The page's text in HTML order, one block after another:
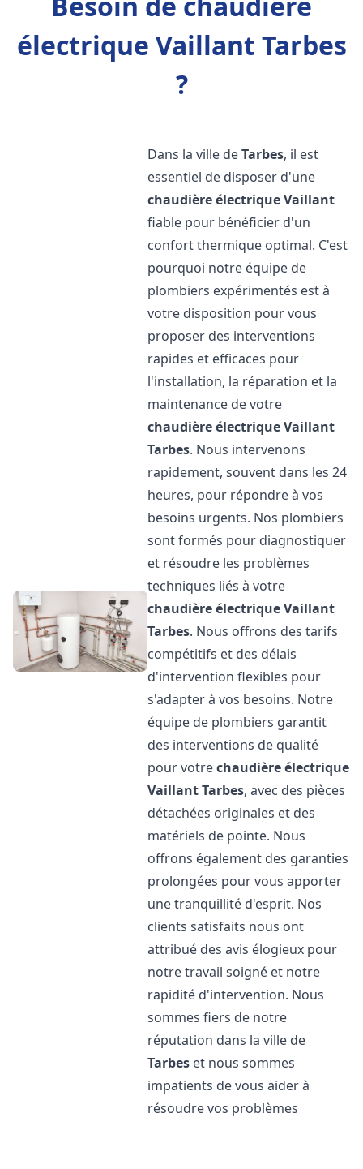
électrique Vaillant Tarbes
?
Dans la ville deTarbes, il est
essentiel de disposer d'une
chaudière électrique Vaillant
fiable pour bénéficier d'un
confort thermique optimal. C'est
pourquoi notre équipe de
plombiers expérimentés est à
votre disposition pour vous
proposer des interventions
rapides et efficaces pour
l'installation, la réparation et la
maintenance de votre
chaudière électrique Vaillant
Tarbes. Nous intervenons
rapidement, souvent dans les 24
heures, pour répondre à vos
besoins urgents. Nos plombiers
sont formés pour diagnostiquer
et résoudre les problèmes
techniques liés à votre
chaudière électrique Vaillant
Tarbes. Nous offrons des tarifs
compétitifs et des délais
d'intervention flexibles pour
s'adapter à vos besoins. Notre
équipe de plombiers garantit
des interventions de qualité
pour votrechaudière électrique
VaillantTarbes, avec des pièces
détachées originales et des
matériels de pointe. Nous
offrons également des garanties
prolongées pour vous apporter
une tranquillité d'esprit. Nos
clients satisfaits nous ont
attribué des avis élogieux pour
notre travail soigné et notre
rapidité d'intervention. Nous
sommes fiers de notre
réputation dans la ville de
Tarbes et nous sommes
impatients de vous aider à
résoudre vos problèmes